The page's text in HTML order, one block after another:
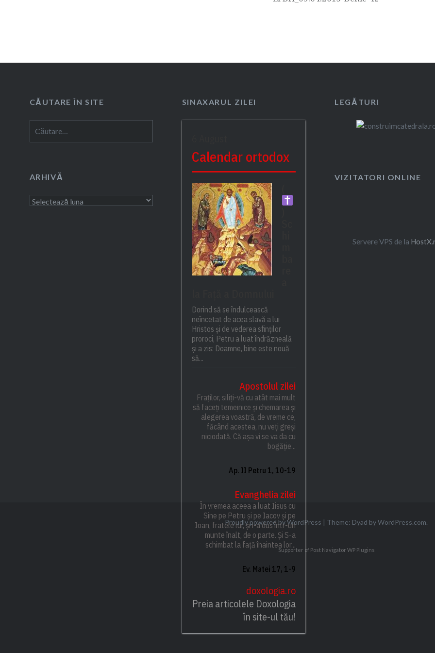
CĂUTARE ÎN SITE
după:
SINAXARUL ZILEI
Calendar ortodox
Dorind să se îndulcească
neîncetat de acea slavă a lui
Hristos și de vederea sfinților
proroci, Petru a luat îndrăzneală
și a zis: Doamne, bine este nouă
să...
Apostolul zilei
Fraților, siliți-vă cu atât mai mult
să faceți temeinice și chemarea și
alegerea voastră, de vreme ce,
făcând acestea, nu veți greși
niciodată. Că așa vi se va da cu
bogăție...
Ap. II Petru 1, 10-19
Evanghelia zilei
În vremea aceea a luat Iisus cu
Sine pe Petru și pe Iacov și pe
Ioan, fratele lui, și i-a dus într-un
munte înalt, de o parte. Și S-a
schimbat la față înaintea lor...
Ev. Matei 17, 1-9
doxologia.ro
Preia articolele Doxologia
în site-ul tău!
LEGĂTURI
ARHIVĂ
Arhivă
VIZITATORI ONLINE
Servere VPS de la
Proudly powered by WordPress | Theme: Dyad byWordPress.com.
Supporter of Post Navigator WP Plugins